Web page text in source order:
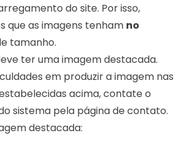
do site. Por isso,
que as imagens tenham no
tamanho.
ter uma imagem destacada.
em produzir a imagem nas
acima, contate o
sistema pela página de contato.
destacada: